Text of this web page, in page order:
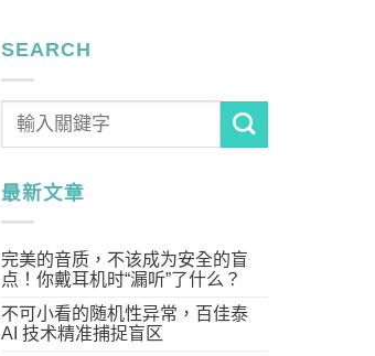
SEARCH
最新文章
完美的音质，不该成为安全的盲
点！你戴耳机时“漏听”了什么？
不可小看的随机性异常，百佳泰
AI 技术精准捕捉盲区